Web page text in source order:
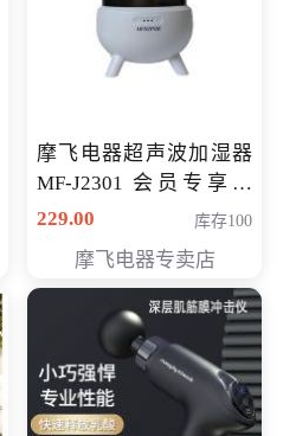
摩飞电器超声波加湿器
MF-J2301 会员专享价
168元
229.00 库存100
摩飞电器专卖店